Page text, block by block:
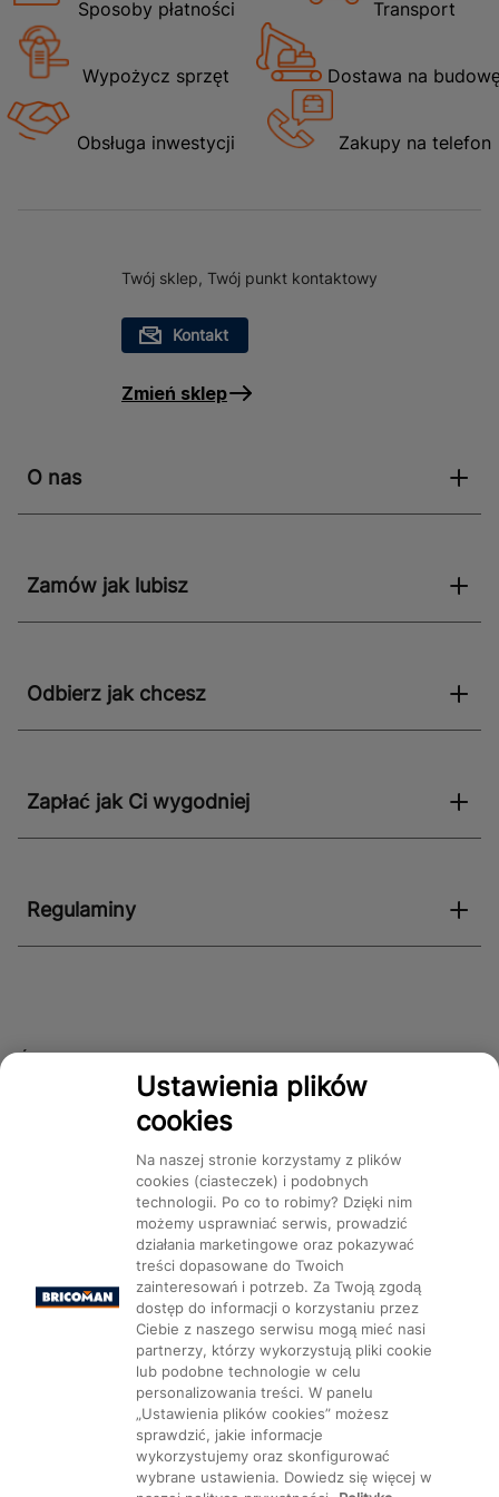
Sposoby płatności Transport
Wypożycz sprzęt Dostawa na
Obsługa inwestycji Zakupy na telefon
Twój sklep, Twój punkt kontaktowy
Kontakt
Zmień sklep
O nas
Zamów jak lubisz
Odbierz jak chcesz
Zapłać jak Ci wygodniej
Regulaminy
Śledź nas!
Mapa Strony: Kategorie Produkty Marki CMS
Ustawienia plików cookie
Ustawienia plików
cookies
Na naszej stronie korzystamy z plików
cookies (ciasteczek) i podobnych
technologii. Po co to robimy? Dzięki nim
możemy usprawniać serwis, prowadzić
działania marketingowe oraz pokazywać
treści dopasowane do Twoich
zainteresowań i potrzeb. Za Twoją zgodą
dostęp do informacji o korzystaniu przez
Ciebie z naszego serwisu mogą mieć nasi
partnerzy, którzy wykorzystują pliki cookie
lub podobne technologie w celu
personalizowania treści. W panelu
„Ustawienia plików cookies” możesz
sprawdzić, jakie informacje
wykorzystujemy oraz skonfigurować
wybrane ustawienia. Dowiedz się więcej w